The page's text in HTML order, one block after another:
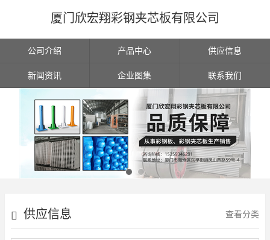
厦门欣宏翔彩钢夹芯板有限公司
公司介绍 产品中心 供应信息
新闻资讯 企业图集 联系我们
供应信息 查看分类